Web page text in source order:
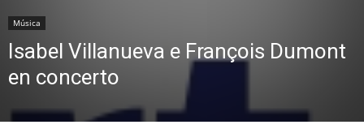
Música
Isabel Villanueva e François Dumont
en concerto